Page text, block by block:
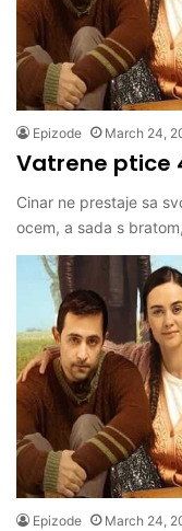
Epizode March 24,
Vatrene ptice
Cinar ne prestaje sa
ocem, a sada s
Epizode March 24,